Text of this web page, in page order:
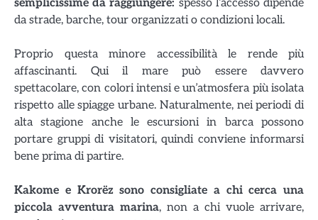
semplicissime da raggiungere: spesso l’accesso dipende
da strade, barche, tour organizzati o condizioni locali.
Proprio questa minore accessibilità le rende più
affascinanti. Qui il mare può essere davvero
spettacolare, con colori intensi e un’atmosfera più isolata
rispetto alle spiagge urbane. Naturalmente, nei periodi di
alta stagione anche le escursioni in barca possono
portare gruppi di visitatori, quindi conviene informarsi
bene prima di partire.
Kakome e Krorëz sono consigliate a chi cerca una
piccola avventura marina, non a chi vuole arrivare,